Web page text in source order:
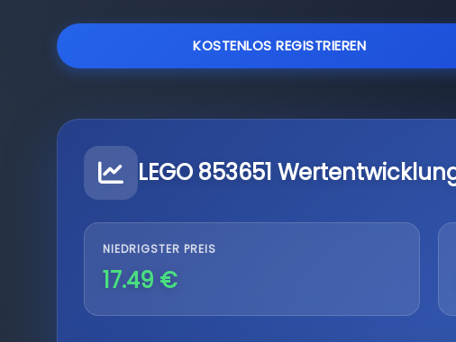
KOSTENLOS REGISTRIEREN
LEGO 853651
NIEDRIGSTER PREIS
17.49 €